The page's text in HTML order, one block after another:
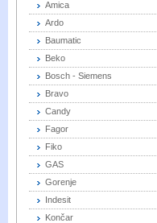
Amica
Ardo
Baumatic
Beko
Bosch - Siemens
Bravo
Candy
Fagor
Fiko
GAS
Gorenje
Indesit
Končar